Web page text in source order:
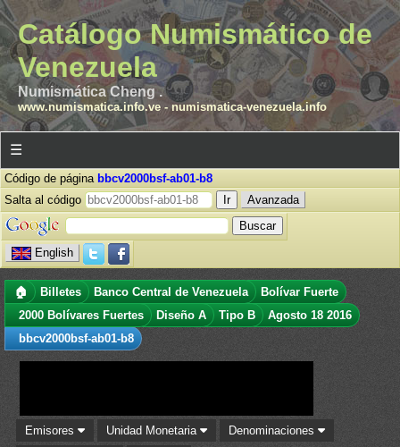
Catálogo Numismático de
Venezuela
Numismática Cheng .
www.numismatica.info.ve- numismatica-venezuela.info
☰
Código de página bbcv2000bsf-ab01-b8
Salta al código
Avanzada
English
🏠 Billetes Banco Central de Venezuela
Bolívar Fuerte
2000 Bolívares Fuertes
Diseño A Tipo B
Agosto 18 2016
bbcv2000bsf-ab01-b8
Emisores Unidad Monetaria
Denominaciones